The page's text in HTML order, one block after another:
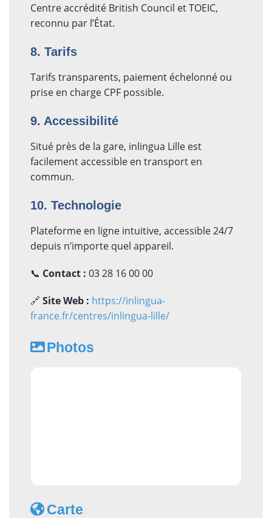
Centre accrédité British Council et TOEIC,
reconnu par l’État.
8. Tarifs
Tarifs transparents, paiement échelonné ou
prise en charge CPF possible.
9. Accessibilité
Situé près de la gare, inlingua Lille est
facilement accessible en transport en
commun.
10. Technologie
Plateforme en ligne intuitive, accessible 24/7
depuis n’importe quel appareil.
📞 Contact : 03 28 16 00 00
🔗 Site Web : https://inlingua-
france.fr/centres/inlingua-lille/
Photos
Carte